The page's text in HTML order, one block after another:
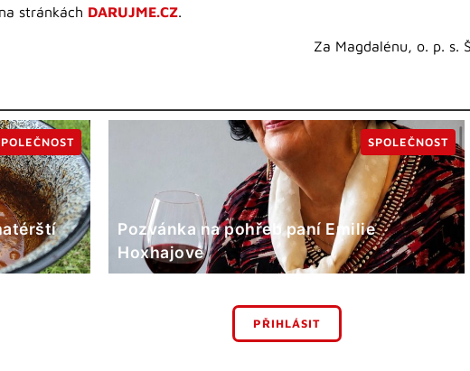
stránkách DARUJME.CZ.
Za Magdalénu, o. p. s.
Pozvánka na pohřeb paní Emilie
Hoxhajové
SPOLEČNOST
PŘIHLÁSIT